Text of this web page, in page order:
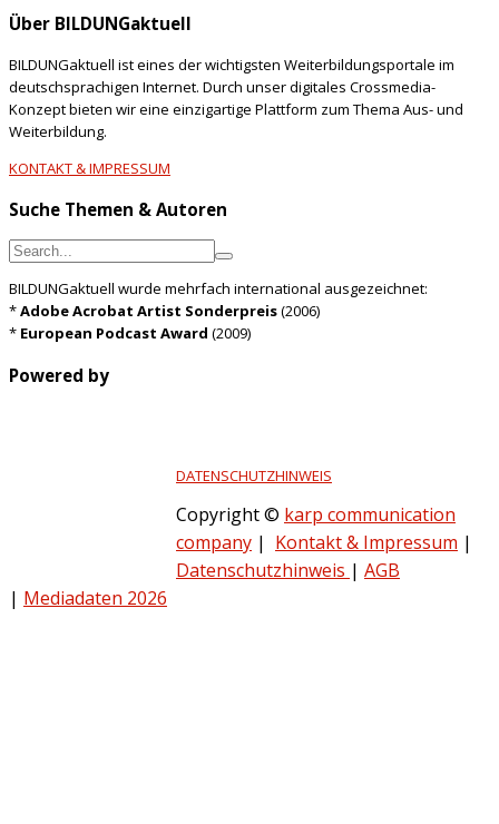
Über BILDUNGaktuell
BILDUNGaktuell ist eines der wichtigsten Weiterbildungsportale im
deutschsprachigen Internet. Durch unser digitales Crossmedia-
Konzept bieten wir eine einzigartige Plattform zum Thema Aus- und
Weiterbildung.
KONTAKT & IMPRESSUM
Suche Themen & Autoren
BILDUNGaktuell wurde mehrfach international ausgezeichnet:
*Adobe Acrobat Artist Sonderpreis(2006)
* European Podcast Award (2009)
Powered by
DATENSCHUTZHINWEIS
Copyright © karp communication
company | Kontakt & Impressum |
Datenschutzhinweis | AGB
| Mediadaten 2026